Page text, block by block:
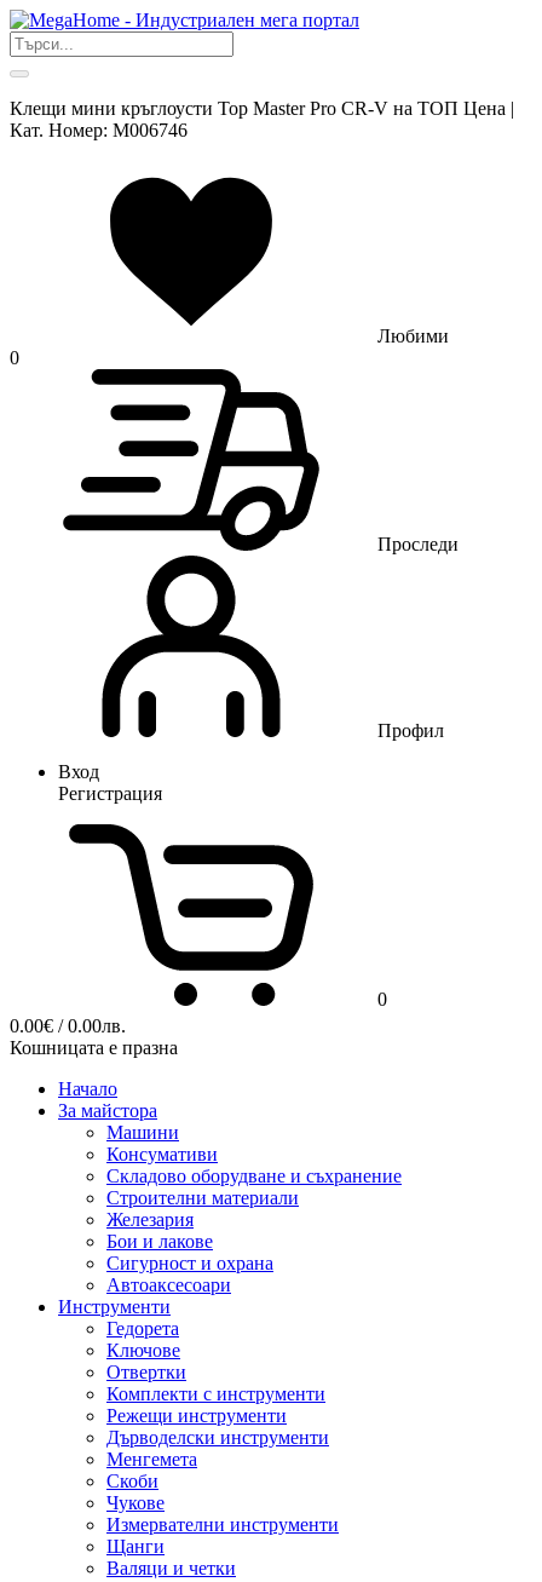
Клещи мини кръглоусти Top Master Pro CR-V на ТОП Цена |
Кат. Номер: M006746
Любими
0
Проследи
Профил
Вход
Регистрация
0
0.00€ / 0.00лв.
Кошницата е празна
Начало
За майстора
Машини
Консумативи
Складово оборудване и съхранение
Строителни материали
Железария
Бои и лакове
Сигурност и охрана
Автоаксесоари
Инструменти
Гедорета
Ключове
Отвертки
Комплекти с инструменти
Режещи инструменти
Дърводелски инструменти
Менгемета
Скоби
Чукове
Измервателни инструменти
Щанги
Валяци и четки